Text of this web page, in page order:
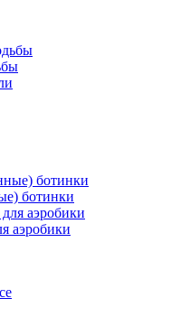
ботинки
аэробики